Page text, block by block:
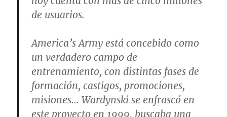
de usuarios.
America’s Army está concebido como
un verdadero campo de
entrenamiento, con distintas fases de
formación, castigos, promociones,
misiones… Wardynski se enfrascó en
este proyecto en 1999, buscaba una